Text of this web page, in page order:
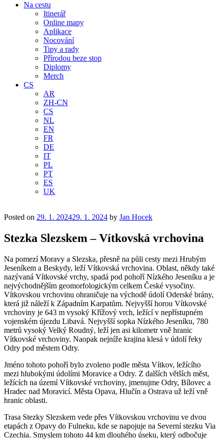
Na cestu
Itinerář
Online mapy
Aplikace
Nocování
Tipy a rady
Přírodou beze stop
Diplomy
Merch
CS
AR
ZH-CN
CS
NL
EN
FR
DE
IT
PL
PT
ES
UK
Posted on 29. 1. 202429. 1. 2024 by Jan Hocek
Stezka Slezskem – Vítkovská vrchovina
Na pomezí Moravy a Slezska, přesně na půli cesty mezi Hrubým
Jeseníkem a Beskydy, leží Vítkovská vrchovina. Oblast, někdy také
nazývaná Vítkovské vrchy, spadá pod pohoří Nízkého Jeseníku a je
nejvýchodnějším geomorfologickým celkem České vysočiny.
Vítkovskou vrchovinu ohraničuje na východě údolí Oderské brány,
která již náleží k Západním Karpatům. Nejvyšší horou Vítkovské
vrchoviny je 643 m vysoký Křížový vrch, ležící v nepřístupném
vojenském újezdu Libavá. Nejvyšší sopka Nízkého Jeseníku, 780
metrů vysoký Velký Roudný, leží jen asi kilometr vně hranic
Vítkovské vrchoviny. Naopak nejníže krajina klesá v údolí řeky
Odry pod městem Odry.
Jméno tohoto pohoří bylo zvoleno podle města Vítkov, ležícího
mezi hlubokými údolími Moravice a Odry. Z dalších větších měst,
ležících na území Vítkovské vrchoviny, jmenujme Odry, Bílovec a
Hradec nad Moravicí. Města Opava, Hlučín a Ostrava už leží vně
hranic oblasti.
Trasa Stezky Slezskem vede přes Vítkovskou vrchovinu ve dvou
etapách z Opavy do Fulneku, kde se napojuje na Severní stezku Via
Czechia. Smyslem tohoto 44 km dlouhého úseku, který odbočuje